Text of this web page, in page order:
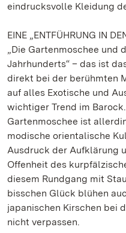
eindrucksvolle Kleidung
EINE „ENTFÜHRUNG IN
„Die Gartenmoschee und
Jahrhunderts“ – das ist
direkt bei der berühmten
auf alles Exotische und
wichtiger Trend im
Gartenmoschee ist
modische orientalische
Ausdruck der Aufklärung
Offenheit des
diesem Rundgang mit
bisschen Glück blühen
japanischen Kirschen bei
nicht verpassen.